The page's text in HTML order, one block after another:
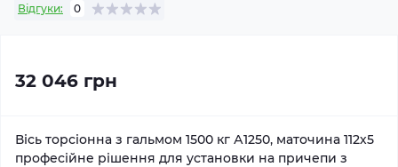
Відгуки: 0
32 046 грн
Вісь торсіонна з гальмом 1500 кг А1250, маточина 112х5
професійне рішення для установки на причепи з